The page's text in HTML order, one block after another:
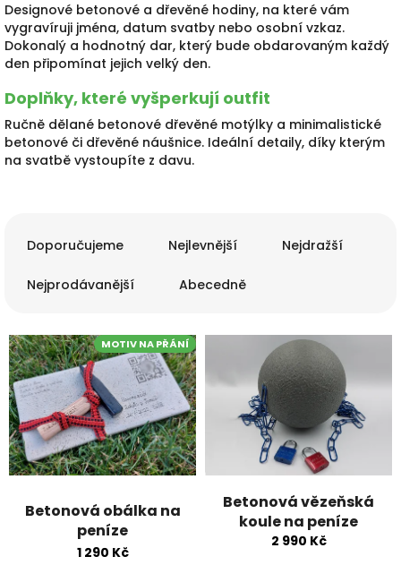
Designové betonové a dřevěné hodiny, na které vám
vygravíruji jména, datum svatby nebo osobní vzkaz.
Dokonalý a hodnotný dar, který bude obdarovaným každý
den připomínat jejich velký den.
Doplňky, které vyšperkují outfit
Ručně dělané betonové dřevěné motýlky a minimalistické
betonové či dřevěné náušnice. Ideální detaily, díky kterým
na svatbě vystoupíte z davu.
p
r
o
d
u
k
t
ů
Doporučujeme Nejlevnější Nejdražší
Nejprodávanější Abecedně
V
ý
p
s
p
r
o
MOTIV NA PŘÁNÍ
Betonová obálka na
peníze
1 290 Kč
Betonová vězeňská
koule na peníze
2 990 Kč